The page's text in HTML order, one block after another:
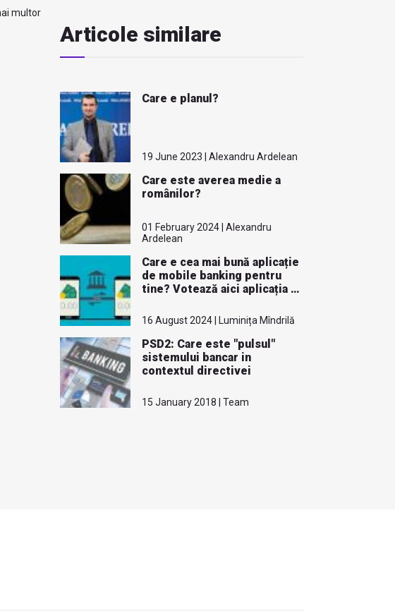
multor
Articole similare
Care e planul?
19 June 2023 | Alexandru Ardelean
Care este averea medie a
românilor?
01 February 2024 | Alexandru
Ardelean
Care e cea mai bună aplicație
de mobile banking pentru
tine? Votează aici aplicația ta
16 August 2024 | Luminița Mîndrilă
PSD2: Care este "pulsul"
sistemului bancar in
contextul directivei
15 January 2018 | Team